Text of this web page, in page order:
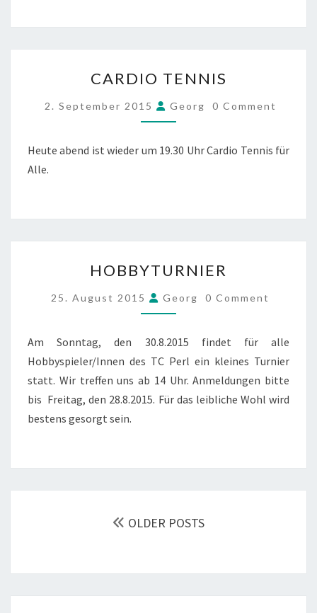
TENNIS
CARDIO TENNIS
2. September 2015 Georg COMMENTS
0 Comment
Heute abend ist wieder um 19.30 Uhr Cardio Tennis für
Alle.
HOBBYTURNIER
25. August 2015 Georg COMMENTS
0 Comment
Am Sonntag, den 30.8.2015 findet für alle
Hobbyspieler/Innen des TC Perl ein kleines Turnier
statt. Wir treffen uns ab 14 Uhr. Anmeldungen bitte
bis Freitag, den 28.8.2015. Für das leibliche Wohl wird
bestens gesorgt sein.
OLDER POSTS